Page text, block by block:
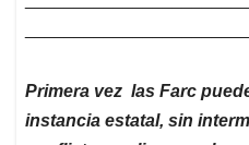
Primera vez las Farc
instancia estatal, sin